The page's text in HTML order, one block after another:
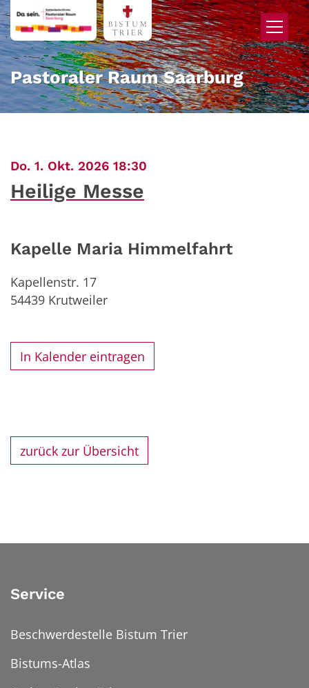
Zum Inhalt springen
Pastoraler Raum Saarburg
Do. 1. Okt. 2026 18:30
Heilige Messe
Kapelle Maria Himmelfahrt
Kapellenstr. 17
54439 Krutweiler
In Kalender eintragen
zurück zur Übersicht
Service
Beschwerdestelle Bistum Trier
Bistums-Atlas